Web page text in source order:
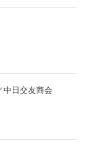
中日交友商会